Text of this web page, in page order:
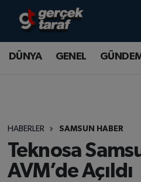
DÜNYA GENEL
HABERLER SAMSUN HABER
Teknosa
AVM’de Açıldı
Canlı TV İzle
DÜNYA
POLİTİKA
SAMSUN HABER
Samsun Nöbetçi
Samsun Trafik Yoğunluk
Süper Lig Puan Durumu